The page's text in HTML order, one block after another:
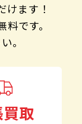
けます！
です。
。
取